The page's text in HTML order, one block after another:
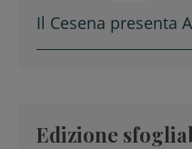
Il Cesena presenta
Edizione